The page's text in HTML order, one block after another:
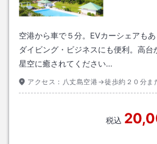
空港から車で５分。EVカーシェアも
ダイビング・ビジネスにも便利。高
星空に癒されてください…
アクセス： 八丈島空港→徒歩約２０分ま
税込